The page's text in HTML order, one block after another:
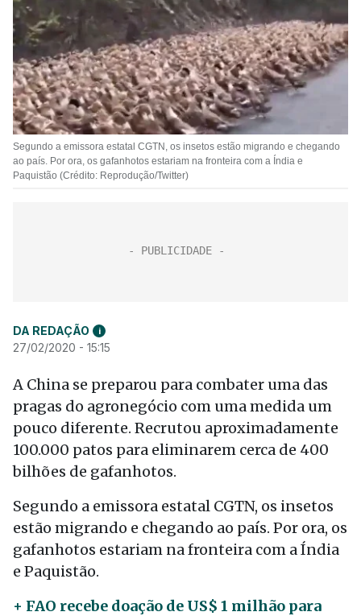
Segundo a emissora estatal CGTN, os insetos estão migrando e chegando
ao país. Por ora, os gafanhotos estariam na fronteira com a Índia e
Paquistão (Crédito: Reprodução/Twitter)
DA REDAÇÃO i
27/02/2020 - 15:15
A China se preparou para combater uma das
pragas do agronegócio com uma medida um
pouco diferente. Recrutou aproximadamente
100.000 patos para eliminarem cerca de 400
bilhões de gafanhotos.
Segundo a emissora estatal CGTN, os insetos
estão migrando e chegando ao país. Por ora, os
gafanhotos estariam na fronteira com a Índia
e Paquistão.
+ FAO recebe doação de US$ 1 milhão para